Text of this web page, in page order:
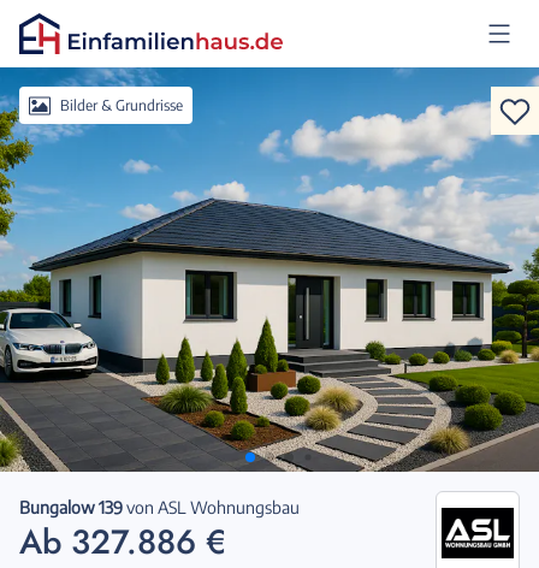
AnmeldenBilder & Grundrisse
Bungalow 139von ASL Wohnungsbau
Ab 327.886 €